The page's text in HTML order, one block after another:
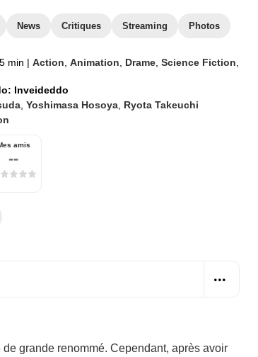
News Critiques Streaming Photos
min | Action Animation Drame Science Fiction
Inveideddo
Yoshimasa Hosoya Ryota Takeuchi
amis
--
grande renommé. Cependant, après avoir